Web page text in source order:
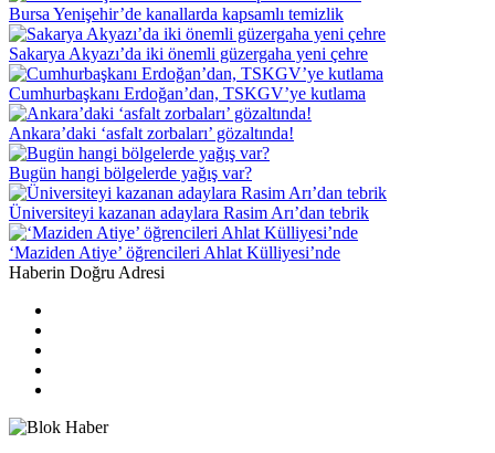
Bursa Yenişehir’de kanallarda kapsamlı temizlik
Sakarya Akyazı’da iki önemli güzergaha yeni çehre
Cumhurbaşkanı Erdoğan’dan, TSKGV’ye kutlama
Ankara’daki ‘asfalt zorbaları’ gözaltında!
Bugün hangi bölgelerde yağış var?
Üniversiteyi kazanan adaylara Rasim Arı’dan tebrik
‘Maziden Atiye’ öğrencileri Ahlat Külliyesi’nde
Haberin Doğru Adresi